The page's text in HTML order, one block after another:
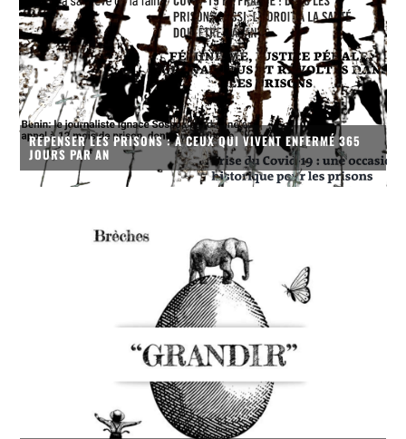
REPENSER LES PRISONS : À CEUX QUI VIVENT ENFERMÉ 365
JOURS PAR AN